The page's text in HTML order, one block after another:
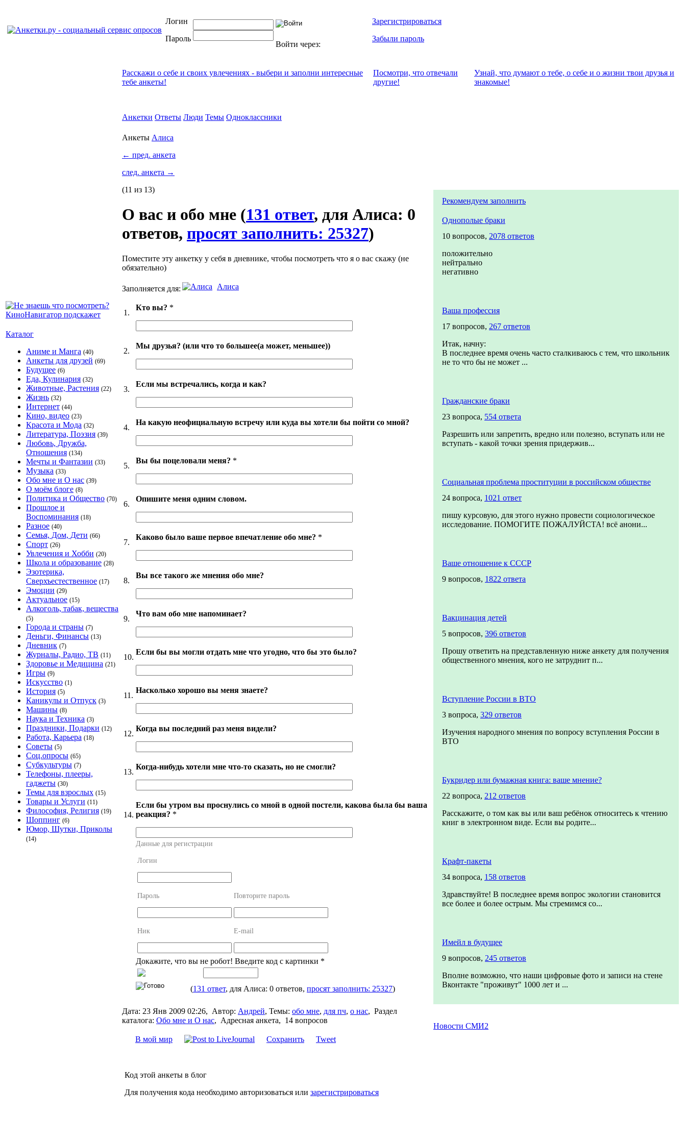
Логин
Пароль
Войти через:
Зарегистрироваться
Забыли пароль
Каталог
Аниме и Манга (40)
Анкеты для друзей (69)
Будущее (6)
Еда, Кулинария (32)
Животные, Растения (22)
Жизнь (32)
Интернет (44)
Кино, видео (23)
Красота и Мода (32)
Литература, Поэзия (39)
Любовь, Дружба,
Отношения (134)
Мечты и Фантазии (33)
Музыка (33)
Обо мне и О нас (39)
О моём блоге (8)
Политика и Общество (70)
Прошлое и
Воспоминания (18)
Разное (40)
Семья, Дом, Дети (66)
Спорт (26)
Увлечения и Хобби (20)
Школа и образование (28)
Эзотерика,
Сверхъестественное (17)
Эмоции (29)
Актуальное (15)
Алкоголь, табак, вещества
(5)
Города и страны (7)
Деньги, Финансы (13)
Дневник (7)
Журналы, Радио, ТВ (11)
Здоровье и Медицина (21)
Игры (9)
Искусство (1)
История (5)
Каникулы и Отпуск (3)
Машины (8)
Наука и Техника (3)
Праздники, Подарки (12)
Работа, Карьера (18)
Советы (5)
Соц.опросы (65)
Субкультуры (7)
Телефоны, плееры,
гаджеты (30)
Темы для взрослых (15)
Товары и Услуги (11)
Философия, Религия (19)
Шоппинг (6)
Юмор, Шутки, Приколы
(14)
Расскажи о себе и своих увлечениях - выбери и заполни интересные
тебе анкеты!
Посмотри, что отвeчали
другие!
Узнай, что думают о тебе, о себе и о жизни твои друзья и
знакомые!
Анкетки Ответы Люди Темы Одноклассники
Анкеты Алиса
← пред. анкета
след. анкета →
(11 из 13)
О вас и обо мне (131 ответ, для Алиса: 0
ответов, просят заполнить: 25327)
Поместите эту анкетку у себя в дневнике, чтобы посмотреть что я о вас скажу (не
обязательно)
Заполняется для: Алиса
1.
Кто вы? *
2.
Мы друзья? (или что то большее(а может, меньшее))
3.
Если мы встречались, когда и как?
4.
На какую неофициальную встречу или куда вы хотели бы пойти со мной?
5.
Вы бы поцеловали меня? *
6.
Опишите меня одним словом.
7.
Каково было ваше первое впечатление обо мне? *
8.
Вы все такого же мнения обо мне?
9.
Что вам обо мне напоминает?
10.
Если бы вы могли отдать мне что угодно, что бы это было?
11.
Насколько хорошо вы меня знаете?
12.
Когда вы последний раз меня видели?
13.
Когда-нибудь хотели мне что-то сказать, но не смогли?
14.
Если бы утром вы проснулись со мной в одной постели, какова была бы ваша
реакция? *
Данные для регистрации
Логин
Пароль Повторите пароль
Ник E-mail
Докажите, что вы не робот! Введите код с картинки *
(131 ответ, для Алиса: 0 ответов, просят заполнить: 25327)
Дата: 23 Янв 2009 02:26, Автор: Андрей, Темы: обо мне, для пч, о нас, Раздел
каталога: Обо мне и О нас, Адресная анкета, 14 вопросов
В мой мир Сохранить Tweet
Код этой анкеты в блог
Для получения кода необходимо авторизоваться или зарегистрироваться
Рекомендуем заполнить
Однополые браки
10 вопросов, 2078 ответов
положительно
нейтрально
негативно
Ваша профессия
17 вопросов, 267 ответов
Итак, начну:
В последнее время очень часто сталкиваюсь с тем, что школьник
не то что бы не может ...
Гражданские браки
23 вопроса, 554 ответа
Разрешить или запретить, вредно или полезно, вступать или не
вступать - какой точки зрения придержив...
Социальная проблема проституции в российском обществе
24 вопроса, 1021 ответ
пишу курсовую, для этого нужно провести социологическое
исследование. ПОМОГИТЕ ПОЖАЛУЙСТА! всё анони...
Ваше отношение к СССР
9 вопросов, 1822 ответа
Вакцинация детей
5 вопросов, 396 ответов
Прошу ответить на представленную ниже анкету для получения
общественного мнения, кого не затруднит п...
Вступление России в ВТО
3 вопроса, 329 ответов
Изучения народного мнения по вопросу вступления России в
ВТО
Букридер или бумажная книга: ваше мнение?
22 вопроса, 212 ответов
Расскажите, о том как вы или ваш ребёнок относитесь к чтению
книг в электронном виде. Если вы родите...
Крафт-пакеты
34 вопроса, 158 ответов
Здравствуйте! В последнее время вопрос экологии становится
все более и более острым. Мы стремимся со...
Имейл в будущее
9 вопросов, 245 ответов
Вполне возможно, что наши цифровые фото и записи на стене
Вконтакте "проживут" 1000 лет и ...
Новости СМИ2